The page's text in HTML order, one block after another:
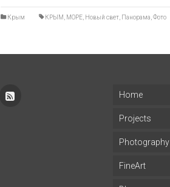
Крым КРЫМ МОРЕ Новый свет Панорама Фото
Home
Projects
Photography
FineArt